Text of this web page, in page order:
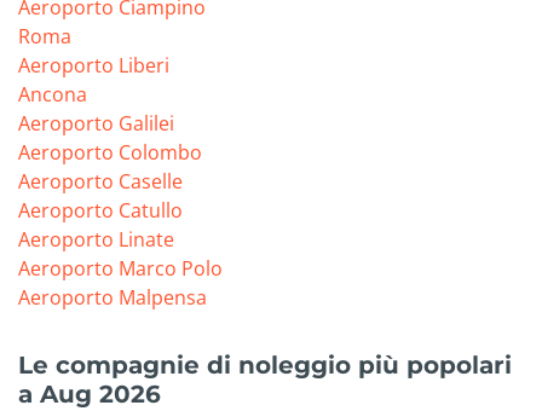
Aeroporto Ciampino
Roma
Aeroporto Liberi
Ancona
Aeroporto Galilei
Aeroporto Colombo
Aeroporto Caselle
Aeroporto Catullo
Aeroporto Linate
Aeroporto Marco Polo
Aeroporto Malpensa
Le compagnie di noleggio più popolari
a Aug 2026